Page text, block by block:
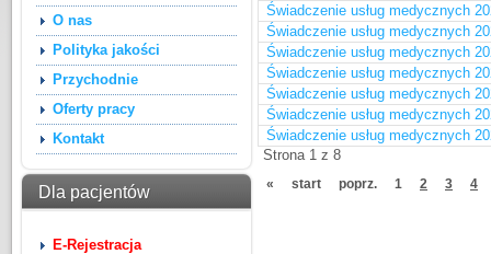
O nas
Polityka jakości
Przychodnie
Oferty pracy
Kontakt
Dla pacjentów
E-Rejestracja
Świadczenie usług medycznych
Świadczenie usług medycznych
Świadczenie usług medycznych
Świadczenie usług medycznych
Świadczenie usług medycznych
Świadczenie usług medycznych
Świadczenie usług medycznych
Strona 1 z 8
« start poprz. 1 2 3 4